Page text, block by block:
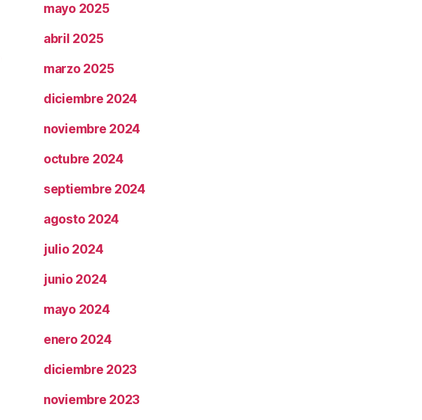
mayo 2025
abril 2025
marzo 2025
diciembre 2024
noviembre 2024
octubre 2024
septiembre 2024
agosto 2024
julio 2024
junio 2024
mayo 2024
enero 2024
diciembre 2023
noviembre 2023